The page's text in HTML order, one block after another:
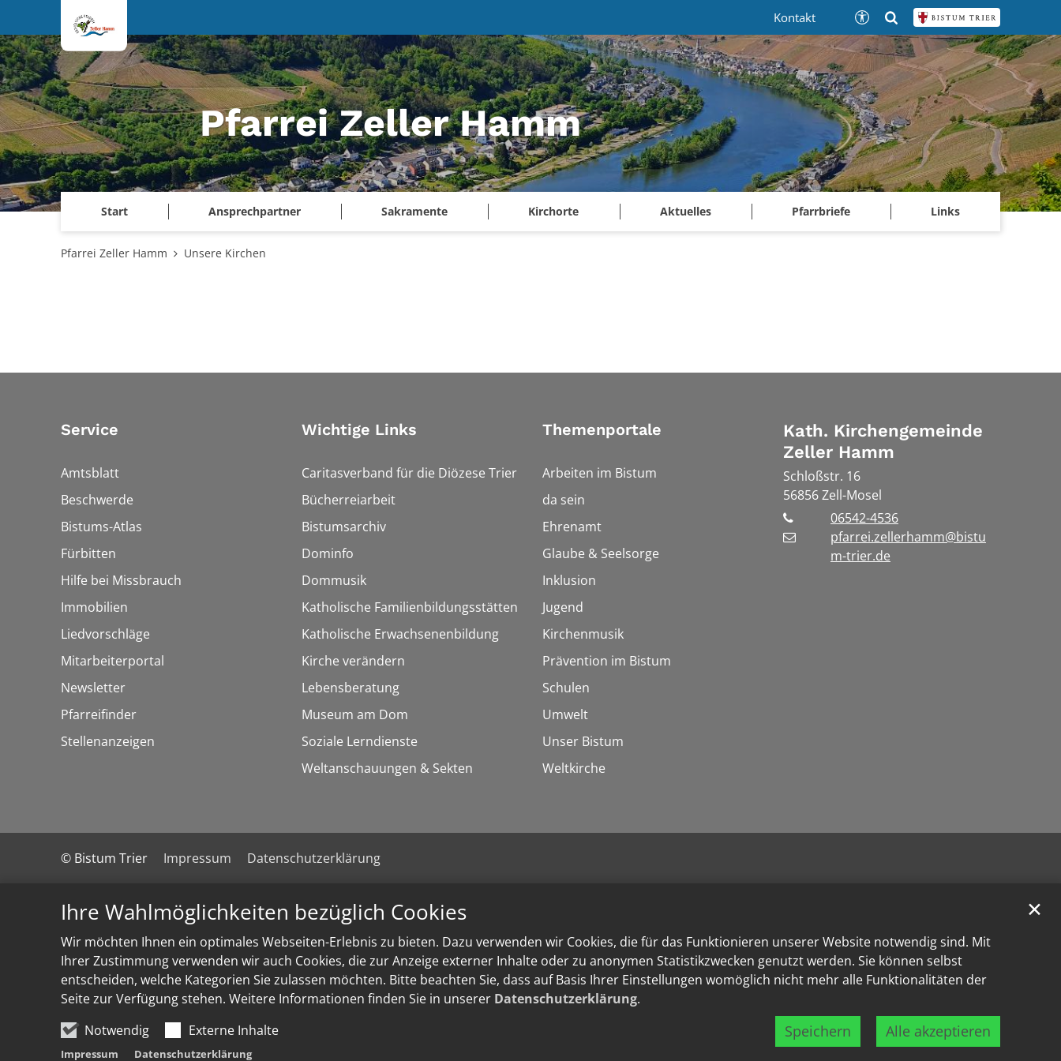
Ihre Wahlmöglichkeiten bezüglich Cookies
Wir möchten Ihnen ein optimales Webseiten-Erlebnis zu bieten. Dazu verwenden wir Cookies, die für das Funktionieren unserer Website notwendig sind. Mit
Ihrer Zustimmung verwenden wir auch Cookies, die zur Anzeige externer Inhalte oder zu anonymen Statistikzwecken genutzt werden. Sie können selbst
entscheiden, welche Kategorien Sie zulassen möchten. Bitte beachten Sie, dass auf Basis Ihrer Einstellungen womöglich nicht mehr alle Funktionalitäten der
Seite zur Verfügung stehen. Weitere Informationen finden Sie in unserer Datenschutzerklärung.
Notwendig
Externe Inhalte Speichern Alle akzeptieren
✕
Impressum Datenschutzerklärung
Pfarrei Zeller Hamm
Start Ansprechpartner Sakramente Kirchorte Aktuelles Pfarrbriefe Links
Kontakt
Pfarrei Zeller Hamm Unsere Kirchen
Service
Amtsblatt
Beschwerde
Bistums-Atlas
Fürbitten
Hilfe bei Missbrauch
Immobilien
Liedvorschläge
Mitarbeiterportal
Newsletter
Pfarreifinder
Stellenanzeigen
Wichtige Links
Caritasverband für die Diözese Trier
Bücherreiarbeit
Bistumsarchiv
Dominfo
Dommusik
Katholische Familienbildungsstätten
Katholische Erwachsenenbildung
Kirche verändern
Lebensberatung
Museum am Dom
Soziale Lerndienste
Weltanschauungen & Sekten
Themenportale
Arbeiten im Bistum
da sein
Ehrenamt
Glaube & Seelsorge
Inklusion
Jugend
Kirchenmusik
Prävention im Bistum
Schulen
Umwelt
Unser Bistum
Weltkirche
Kath. Kirchengemeinde
Zeller Hamm
Schloßstr. 16
56856Zell-Mosel
06542-4536
pfarrei.zellerhamm@bistu
m-trier.de
© Bistum Trier Impressum Datenschutzerklärung